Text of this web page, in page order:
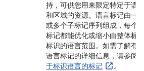
持，可供您用来限定特定于语
和区域的资源。语言标记由一
或多个子标记序列组成，每个
标记都能优化或缩小由整体标
标识的语言范围。如需了解有
语言标记的详细信息，请参阅
于标识语言的标记
。